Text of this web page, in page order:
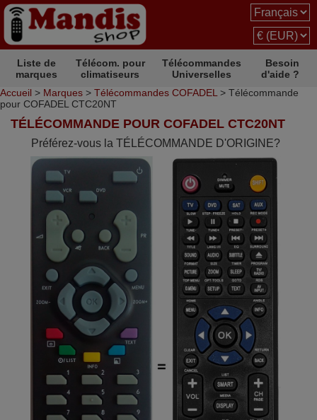
Liste de
marques
Télécom. pour
climatiseurs
Télécommandes
Universelles
Besoin
d'aide ?
Accueil > Marques > Télécommandes COFADEL > Télécommande
pour COFADEL CTC20NT
TÉLÉCOMMANDE POUR COFADEL CTC20NT
Préférez-vous la TÉLÉCOMMANDE D'ORIGINE?